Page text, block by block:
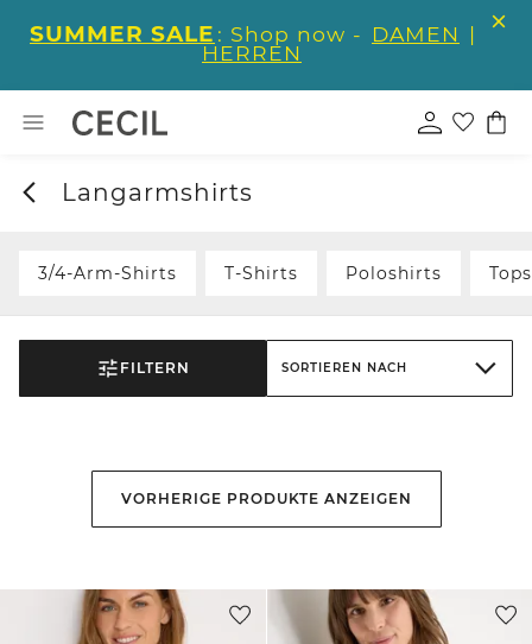
SUMMER SALE : Shop now - DAMEN |
HERREN
Langarmshirts
3/4-Arm-Shirts T-Shirts Poloshirts Tops
FILTERN SORTIEREN NACH
VORHERIGE PRODUKTE ANZEIGEN